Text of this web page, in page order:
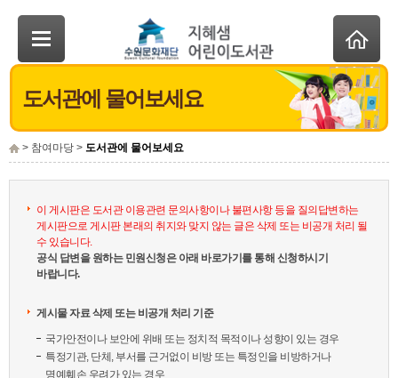
> 참여마당 > 도서관에 물어보세요
도서관에 물어보세요
이 게시판은 도서관 이용관련 문의사항이나 불편사항 등을 질의답변하는
게시판으로 게시판 본래의 취지와 맞지 않는 글은 삭제 또는 비공개 처리 될
수 있습니다.
공식 답변을 원하는 민원신청은 아래 바로가기를 통해 신청하시기
바랍니다.
게시물 자료 삭제 또는 비공개 처리 기준
국가안전이나 보안에 위배 또는 정치적 목적이나 성향이 있는 경우
특정기관, 단체, 부서를 근거없이 비방 또는 특정인을 비방하거나
명예훼손 우려가 있는 경우